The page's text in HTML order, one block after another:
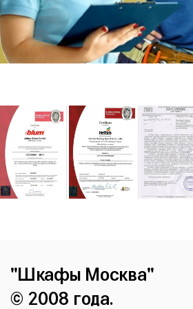
"Шкафы Москва"
© 2008 года.